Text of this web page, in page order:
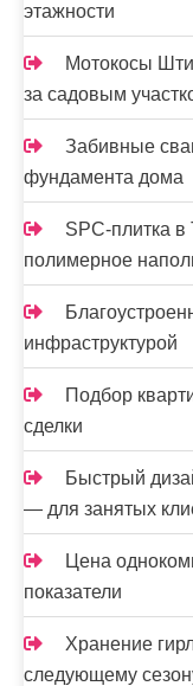
этажности
Мотокосы
за садовым
Забивные
фундамента дома
SPC-плитка
полимерное
инфраструктурой
Подбор
сделки
Быстрый
— для занятых
Цена
показатели
Хранение
следующему